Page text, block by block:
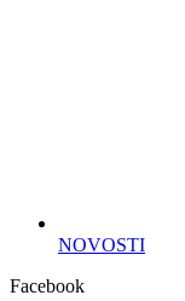
NOVOSTI
Facebook